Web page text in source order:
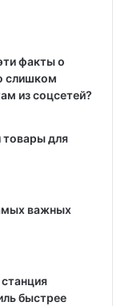
факты о
слишком
из соцсетей?
товары для
важных
быстрее